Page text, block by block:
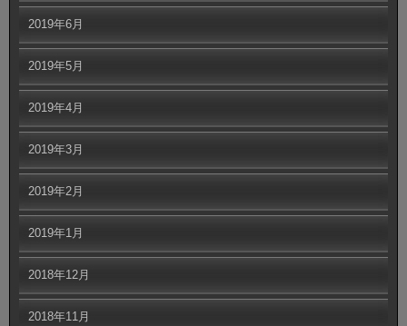
2019年6月
2019年5月
2019年4月
2019年3月
2019年2月
2019年1月
2018年12月
2018年11月